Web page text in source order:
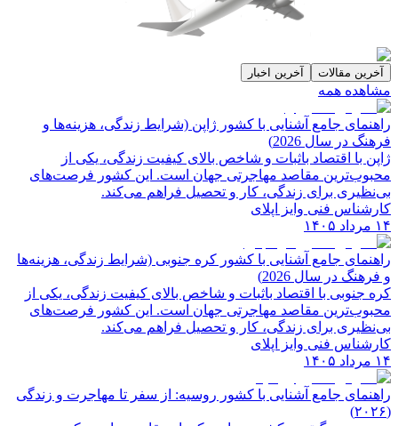
آخرین مقالات آخرین اخبار
مشاهده همه
راهنمای جامع آشنایی با کشور ژاپن (شرایط زندگی، هزینه‌ها و
فرهنگ در سال 2026)
ژاپن با اقتصاد باثبات و شاخص‌ بالای کیفیت زندگی، یکی از
محبوب‌ترین مقاصد مهاجرتی جهان است. این کشور فرصت‌های
بی‌نظیری برای زندگی، کار و تحصیل فراهم می‌کند.
کارشناس فنی وایز اپلای
۱۴ مرداد ۱۴۰۵
راهنمای جامع آشنایی با کشور کره جنوبی (شرایط زندگی، هزینه‌ها
و فرهنگ در سال 2026)
کره جنوبی با اقتصاد باثبات و شاخص‌ بالای کیفیت زندگی، یکی از
محبوب‌ترین مقاصد مهاجرتی جهان است. این کشور فرصت‌های
بی‌نظیری برای زندگی، کار و تحصیل فراهم می‌کند.
کارشناس فنی وایز اپلای
۱۴ مرداد ۱۴۰۵
راهنمای جامع آشنایی با کشور روسیه: از سفر تا مهاجرت و زندگی
(۲۰۲۶)